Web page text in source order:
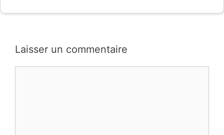
Laisser un commentaire